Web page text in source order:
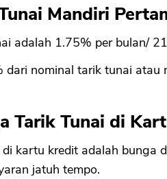
Mandiri
adalah 1.75% per bulan/
dari nominal tarik tunai atau
Tarik Tunai di
kartu kredit adalah bunga
jatuh tempo.